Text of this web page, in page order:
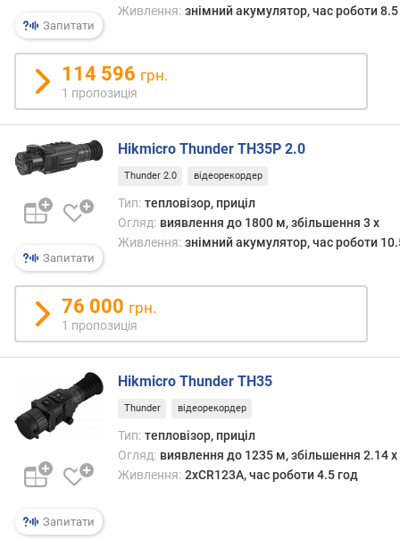
е
ш
в
о
д
р
и
х
в
і
д
о
р
о
и
х
о
Запитати
Живлення: знімний акумулятор, час роботи 8.5
114 596 грн.
1 пропозиція
Запитати
Hikmicro Thunder TH35P 2.0
Thunder 2.0 відеорекордер
Тип: тепловізор, приціл
Огляд: виявлення до 1800 м, збільшення 3 x
Живлення: знімний акумулятор, час роботи
76 000 грн.
1 пропозиція
Запитати
Hikmicro Thunder TH35
Thunder відеорекордер
Тип: тепловізор, приціл
Огляд: виявлення до 1235 м, збільшення 2.14 x
Живлення: 2xCR123A, час роботи 4.5 год